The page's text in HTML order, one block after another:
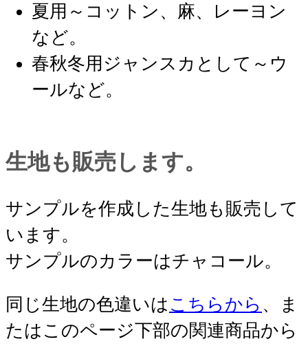
夏用～コットン、麻、レーヨン
など。
春秋冬用ジャンスカとして～ウ
ールなど。
生地も販売します。
サンプルを作成した生地も販売して
います。
サンプルのカラーはチャコール。
同じ生地の色違いは こちらから 、ま
たはこのページ下部の関連商品から